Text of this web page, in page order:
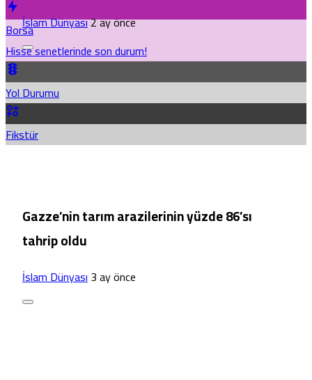
Borsa
Hisse senetlerinde son durum!
Yol Durumu
Fikstür
İslam Dünyası2 ay önce
Gazze’nin tarım arazilerinin yüzde 86’sı
tahrip oldu
İslam Dünyası3 ay önce